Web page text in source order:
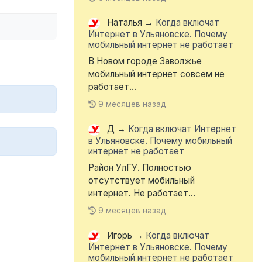
Наталья → Когда включат
Интернет в Ульяновске. Почему
мобильный интернет не работает
В Новом городе Заволжье
мобильный интернет совсем не
работает...
9 месяцев назад
Д → Когда включат Интернет
в Ульяновске. Почему мобильный
интернет не работает
Район УлГУ. Полностью
отсутствует мобильный
интернет. Не работает...
9 месяцев назад
Игорь → Когда включат
Интернет в Ульяновске. Почему
мобильный интернет не работает